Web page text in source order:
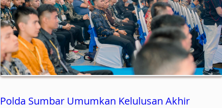
Polda Sumbar Umumkan Kelulusan Akhir